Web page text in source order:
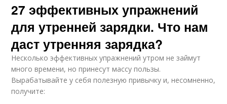
27 эффективных упражнений
для утренней зарядки. Что нам
даст утренняя зарядка?
Несколько эффективных упражнений утром не займут
много времени, но принесут массу пользы.
Вырабатывайте у себя полезную привычку и, несомненно,
получите: